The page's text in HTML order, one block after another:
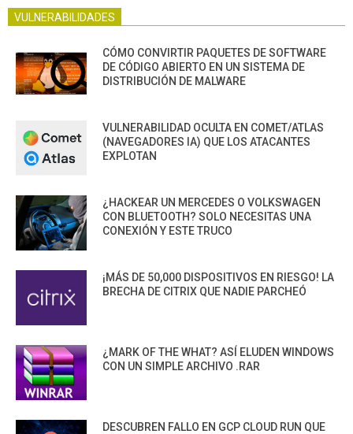
VULNERABILIDADES
CÓMO CONVIRTIR PAQUETES DE SOFTWARE
DE CÓDIGO ABIERTO EN UN SISTEMA DE
DISTRIBUCIÓN DE MALWARE
VULNERABILIDAD OCULTA EN COMET/ATLAS
(NAVEGADORES IA) QUE LOS ATACANTES
EXPLOTAN
¿HACKEAR UN MERCEDES O VOLKSWAGEN
CON BLUETOOTH? SOLO NECESITAS UNA
CONEXIÓN Y ESTE TRUCO
¡MÁS DE 50,000 DISPOSITIVOS EN RIESGO! LA
BRECHA DE CITRIX QUE NADIE PARCHEÓ
¿MARK OF THE WHAT? ASÍ ELUDEN WINDOWS
CON UN SIMPLE ARCHIVO .RAR
DESCUBREN FALLO EN GCP CLOUD RUN QUE